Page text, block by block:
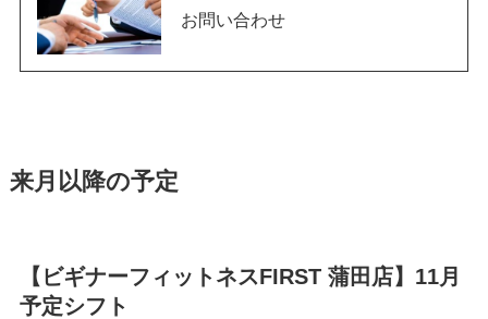
お問い合わせ
来月以降の予定
【ビギナーフィットネスFIRST 蒲田店】11月
予定シフト